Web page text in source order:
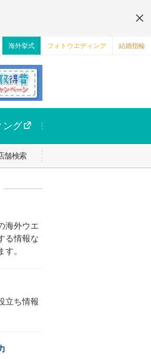
海外挙式 フォトウエディング 結婚指輪
ング
舗検索
海外ウエ
る情報な
。
立ち情報